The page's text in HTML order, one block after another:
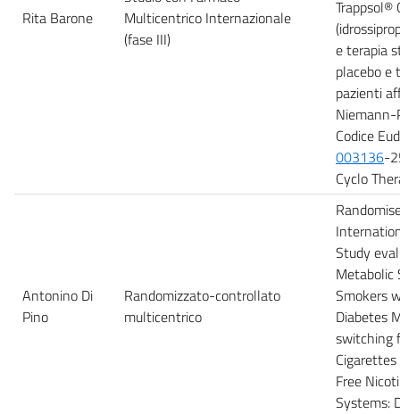
Rita Barone
Multicentrico Internazionale
(fase III)
e terapia
placebo e
pazienti
Niemann-
Codice
003136-
Cyclo
Antonino Di
Pino
Randomizzato-controllato
multicentrico
Study
Metabolic
Smokers
Diabetes
switching
Free
Systems: